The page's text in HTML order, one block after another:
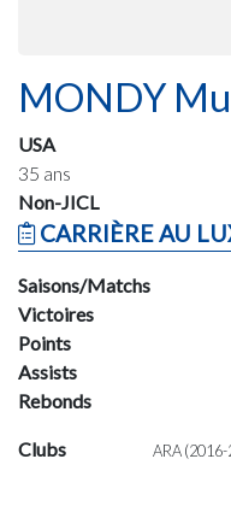
MONDY
USA
35 ans
Non-JICL
CARRIÈRE AU
Saisons/Matchs
Victoires
Points
Assists
Rebonds
Clubs ARA